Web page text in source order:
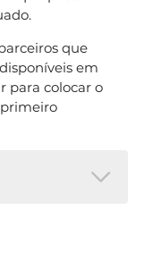
que
em
para colocar o